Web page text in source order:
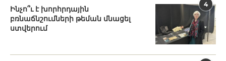
4
Ինչո՞ւ է խորհրդային
բռնաճնշումների թեման մնացել
ստվերում